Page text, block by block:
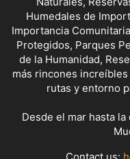
Humedales de
Importancia
Protegidos, Parques
de la Humanidad,
más rincones
rutas y entorno
Desde el mar hasta
Contact us: